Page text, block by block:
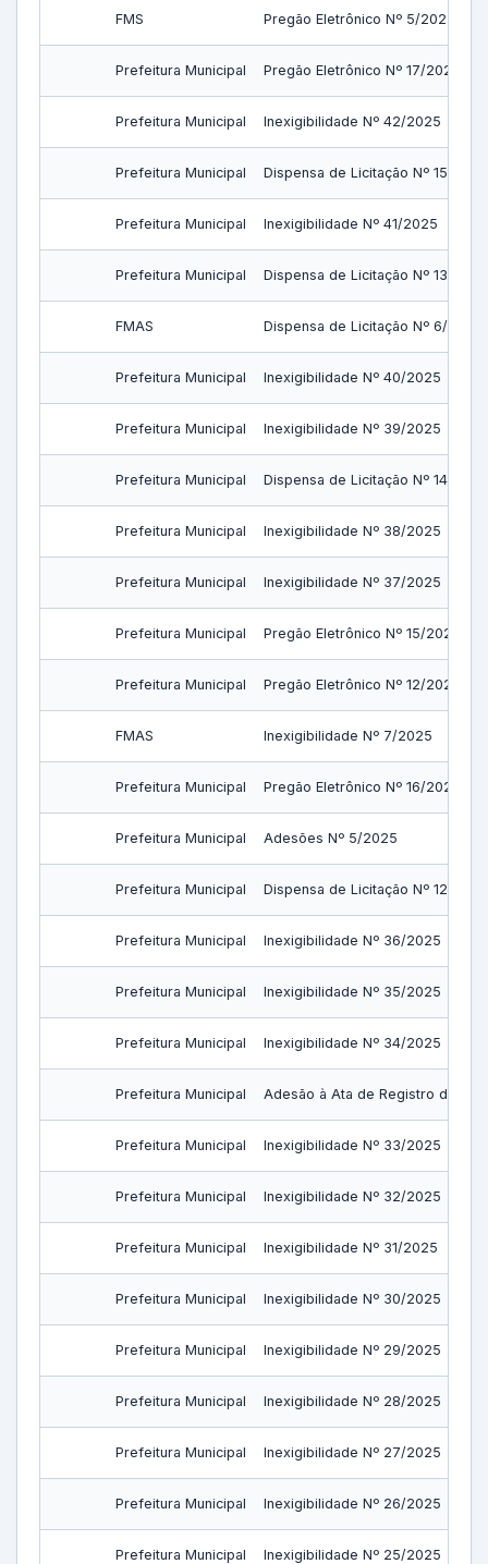
FMS Pregão Eletrônico Nº 5/2025
Prefeitura Municipal Pregão Eletrônico Nº 17/2025
Prefeitura Municipal Inexigibilidade Nº 42/2025
Prefeitura Municipal Dispensa de Licitação Nº 15/2025
Prefeitura Municipal Inexigibilidade Nº 41/2025
Prefeitura Municipal Dispensa de Licitação Nº 13/2025
FMAS Dispensa de Licitação Nº 6/2025
Prefeitura Municipal Inexigibilidade Nº 40/2025
Prefeitura Municipal Inexigibilidade Nº 39/2025
Prefeitura Municipal Dispensa de Licitação Nº 14/2025
Prefeitura Municipal Inexigibilidade Nº 38/2025
Prefeitura Municipal Inexigibilidade Nº 37/2025
Prefeitura Municipal Pregão Eletrônico Nº 15/2025
Prefeitura Municipal Pregão Eletrônico Nº 12/2025
FMAS Inexigibilidade Nº 7/2025
Prefeitura Municipal Pregão Eletrônico Nº 16/2025
Prefeitura Municipal Adesões Nº 5/2025
Prefeitura Municipal Dispensa de Licitação Nº 12/2025
Prefeitura Municipal Inexigibilidade Nº 36/2025
Prefeitura Municipal Inexigibilidade Nº 35/2025
Prefeitura Municipal Inexigibilidade Nº 34/2025
Prefeitura Municipal Adesão à Ata de Registro de
Prefeitura Municipal Inexigibilidade Nº 33/2025
Prefeitura Municipal Inexigibilidade Nº 32/2025
Prefeitura Municipal Inexigibilidade Nº 31/2025
Prefeitura Municipal Inexigibilidade Nº 30/2025
Prefeitura Municipal Inexigibilidade Nº 29/2025
Prefeitura Municipal Inexigibilidade Nº 28/2025
Prefeitura Municipal Inexigibilidade Nº 27/2025
Prefeitura Municipal Inexigibilidade Nº 26/2025
Prefeitura Municipal Inexigibilidade Nº 25/2025